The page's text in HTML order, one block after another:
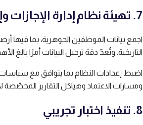
7. تهيئة نظام إدارة الإجازات وإعداده
اجمع بيانات الموظفين الجوهرية، بما فيها
التاريخية. وتُعدّ دقة ترحيل البيانات أمرًا بالغ
اضبط إعدادات النظام بما يتوافق مع
ومسارات الاعتماد وهياكل التقارير المخصّصة
8. تنفيذ اختبار تجريبي